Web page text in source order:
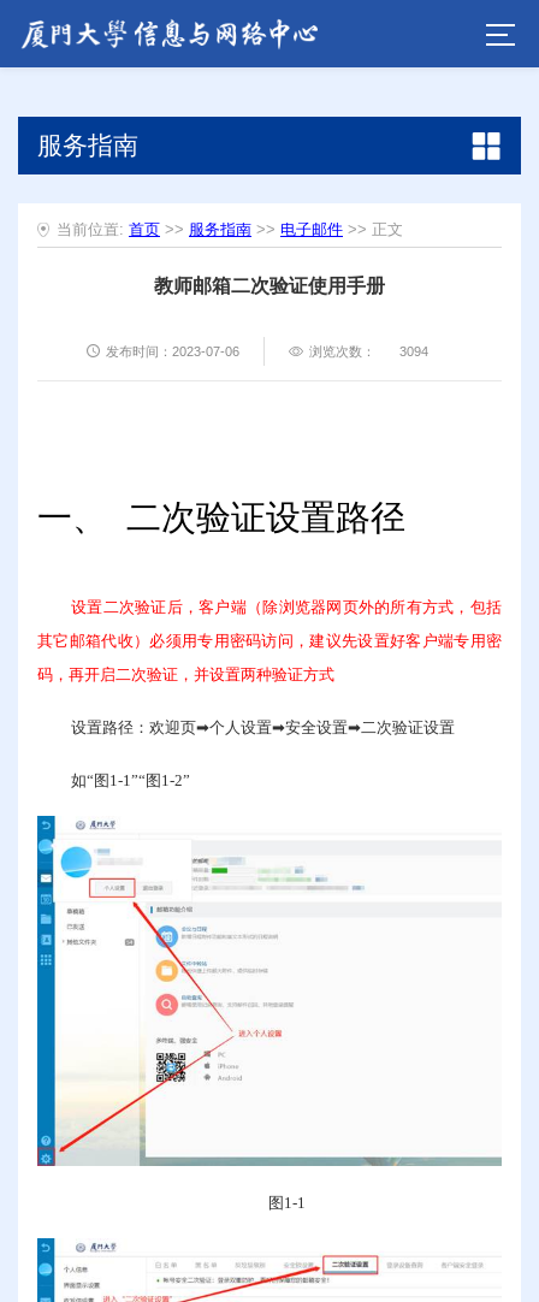
服务指南
当前位置: 首页 >> 服务指南 >> 电子邮件 >> 正文
教师邮箱二次验证使用手册
发布时间：2023-07-06 浏览次数： 3094
一、 二次验证设置路径
设置二次验证后，客户端（除浏览器网页外的所有方式，包括
其它邮箱代收）必须用专用密码访问，建议先设置好客户端专用密
码，再开启二次验证，并设置两种验证方式
设置路径：欢迎页➡个人设置➡安全设置➡二次验证设置
如“ 图 1-1”“图 1-2”
图 1-1